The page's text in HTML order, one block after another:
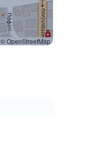
© OpenStreetMap